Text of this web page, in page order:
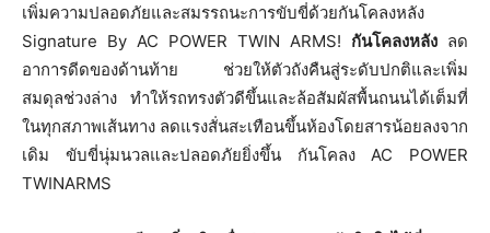
เพิ่มความปลอดภัยและสมรรถนะการขับขี่ด้วยกันโคลงหลัง
Signature By AC POWER TWIN ARMS! กันโคลงหลัง ลด
อาการดีดของด้านท้าย ช่วยให้ตัวถังคืนสู่ระดับปกติและเพิ่ม
สมดุลช่วงล่าง ทำให้รถทรงตัวดีขึ้นและล้อสัมผัสพื้นถนนได้เต็มที่
ในทุกสภาพเส้นทาง ลดแรงสั่นสะเทือนขึ้นห้องโดยสารน้อยลงจาก
เดิม ขับขี่นุ่มนวลและปลอดภัยยิ่งขึ้น กันโคลง AC POWER
TWINARMS